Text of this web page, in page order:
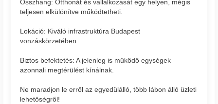
Összhang: Otthonát és vállalkozását egy helyen, mégis
teljesen elkülönítve működtetheti.
Lokáció: Kiváló infrastruktúra Budapest
vonzáskörzetében.
Biztos befektetés: A jelenleg is működő egységek
azonnali megtérülést kínálnak.
Ne maradjon le erről az egyedülálló, több lábon álló üzleti
lehetőségről!